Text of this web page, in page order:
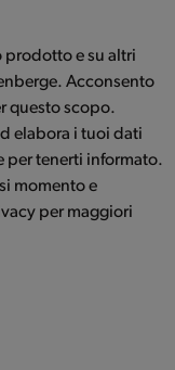
prodotto e su altri
Acconsento
questo scopo.
elabora i tuoi dati
per tenerti informato.
momento e
per maggiori